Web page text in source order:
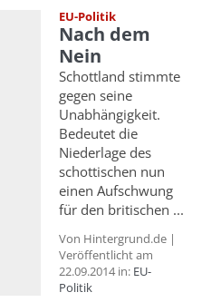
EU-Politik
Nach dem
Nein
Schottland stimmte
gegen seine
Unabhängigkeit.
Bedeutet die
Niederlage des
schottischen nun
einen Aufschwung
für den britischen ...
Von Hintergrund.de |
Veröffentlicht am
22.09.2014 in: EU-
Politik